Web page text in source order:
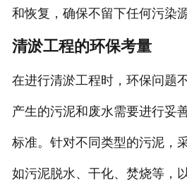
和恢复，确保不留下任何污染源
清淤工程的环保考量
在进行清淤工程时，环保问题
产生的污泥和废水需要进行妥
标准。针对不同类型的污泥，
如污泥脱水、干化、焚烧等，